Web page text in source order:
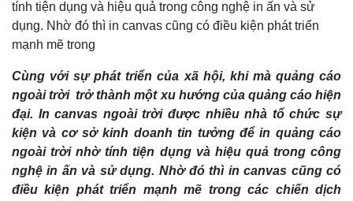
tính tiện dụng và hiệu quả trong công nghệ in ấn và sử
dụng. Nhờ đó thì in canvas cũng có điều kiện phát triển
mạnh mẽ trong
Cùng với sự phát triển của xã hội, khi mà quảng cáo
ngoài trời trở thành một xu hướng của quảng cáo hiện
đại. In canvas ngoài trời được nhiều nhà tổ chức sự
kiện và cơ sở kinh doanh tin tưởng để in quảng cáo
ngoài trời nhờ tính tiện dụng và hiệu quả trong công
nghệ in ấn và sử dụng. Nhờ đó thì in canvas cũng có
điều kiện phát triển mạnh mẽ trong các chiến dịch